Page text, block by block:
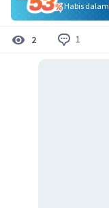
Habis dalam
2 1